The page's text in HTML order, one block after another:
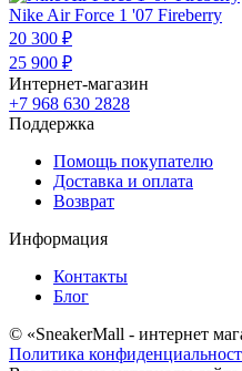
Nike Air Force 1 '07 Fireberry
20 300 ₽
25 900 ₽
Интернет-магазин
+7 968 630 2828
Поддержка
Помощь покупателю
Доставка и оплата
Возврат
Информация
Контакты
Блог
© «SneakerMall - интернет
Политика